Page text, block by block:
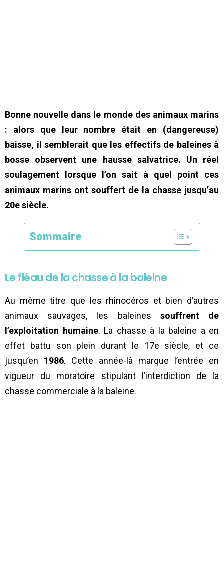
Bonne nouvelle dans le monde des animaux marins
: alors que leur nombre était en (dangereuse)
baisse, il semblerait que les effectifs de baleines à
bosse observent une hausse salvatrice. Un réel
soulagement lorsque l’on sait à quel point ces
animaux marins ont souffert de la chasse jusqu’au
20e siècle.
Sommaire
Le fléau de la chasse à la baleine
Au même titre que les rhinocéros et bien d’autres
animaux sauvages, les baleines souffrent de
l’exploitation humaine. La chasse à la baleine a en
effet battu son plein durant le 17e siècle, et ce
jusqu’en 1986. Cette année-là marque l’entrée en
vigueur du moratoire stipulant l’interdiction de la
chasse commerciale à la baleine.